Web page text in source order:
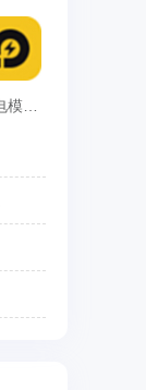
雷电模拟器